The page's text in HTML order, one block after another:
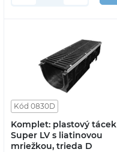
Kód 0830D
Komplet: plastový tácek
Super LV s liatinovou
mriežkou, trieda D